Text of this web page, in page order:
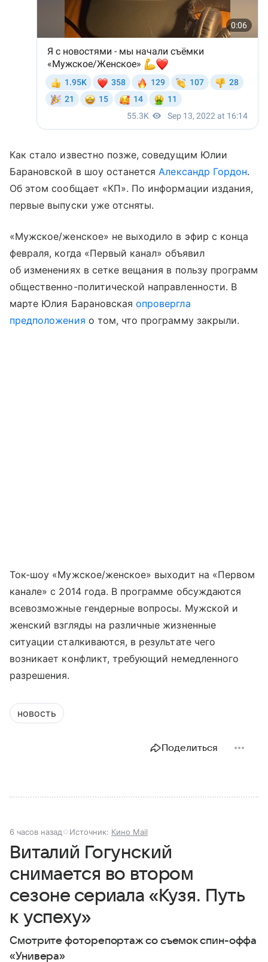
Как стало известно позже, соведущим Юлии
Барановской в шоу останетсяАлександр Гордон.
Об этом сообщает «КП». По информации издания,
первые выпуски уже отсняты.
«Мужское/женское» не выходило в эфир с конца
февраля, когда «Первый канал» объявил
об изменениях в сетке вещания в пользу программ
общественно-политической направленности. В
марте Юлия Барановскаяопровергла
предположения о том, что программу закрыли.
Ток-шоу «Мужское/женское» выходит на «Первом
канале» с 2014 года. В программе обсуждаются
всевозможные гендерные вопросы. Мужской и
женский взгляды на различные жизненные
ситуации сталкиваются, в результате чего
возникает конфликт, требующий немедленного
разрешения.
новость
Поделиться
6 часов назад Источник: Кино Mail
Виталий Гогунский
снимается во втором
сезоне сериала «Кузя. Путь
к успеху»
Смотрите фоторепортаж со съемок спин-оффа
«Универа»